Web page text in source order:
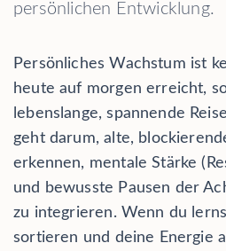
persönlichen Entwicklung.
Persönliches Wachstum ist
heute auf morgen erreicht,
lebenslange, spannende
geht darum, alte,
erkennen, mentale Stärke
und bewusste Pausen der
zu integrieren. Wenn du
sortieren und deine Energie